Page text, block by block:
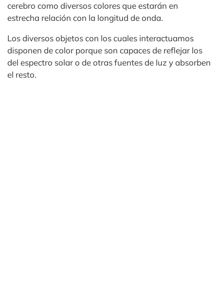
cerebro como diversos colores que estarán en
estrecha relación con la longitud de onda.
Los diversos objetos con los cuales interactuamos
disponen de color porque son capaces de reflejar los
del espectro solar o de otras fuentes de luz y absorben
el resto.